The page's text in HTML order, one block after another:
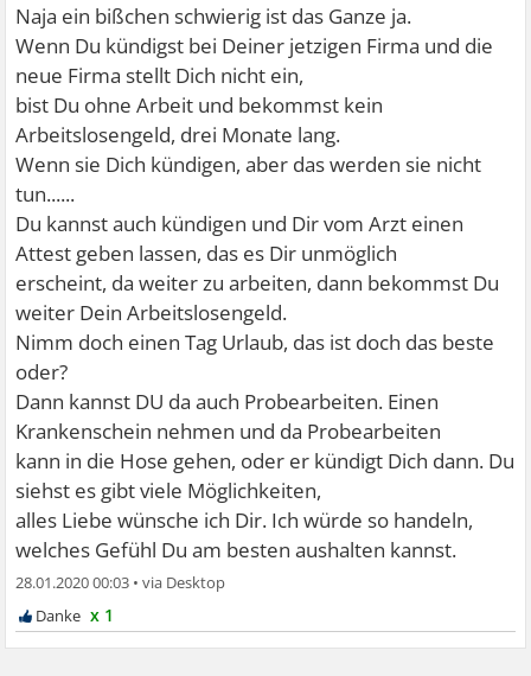
Naja ein bißchen schwierig ist das Ganze ja.
Wenn Du kündigst bei Deiner jetzigen Firma und die
neue Firma stellt Dich nicht ein,
bist Du ohne Arbeit und bekommst kein
Arbeitslosengeld, drei Monate lang.
Wenn sie Dich kündigen, aber das werden sie nicht
tun......
Du kannst auch kündigen und Dir vom Arzt einen
Attest geben lassen, das es Dir unmöglich
erscheint, da weiter zu arbeiten, dann bekommst Du
weiter Dein Arbeitslosengeld.
Nimm doch einen Tag Urlaub, das ist doch das beste
oder?
Dann kannst DU da auch Probearbeiten. Einen
Krankenschein nehmen und da Probearbeiten
kann in die Hose gehen, oder er kündigt Dich dann. Du
siehst es gibt viele Möglichkeiten,
alles Liebe wünsche ich Dir. Ich würde so handeln,
welches Gefühl Du am besten aushalten kannst.
28.01.2020 00:03 •
x 1